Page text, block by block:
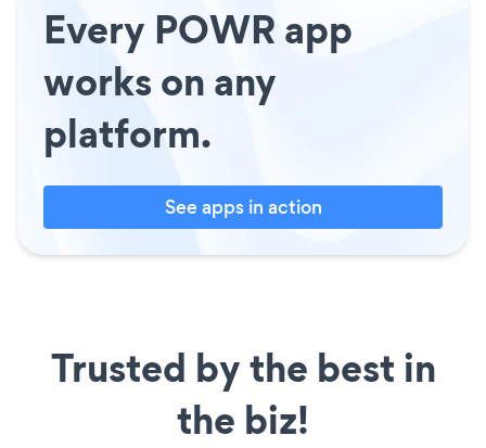
Every POWR app
works on any
platform.
See apps in action
Trusted by the best in
the biz!